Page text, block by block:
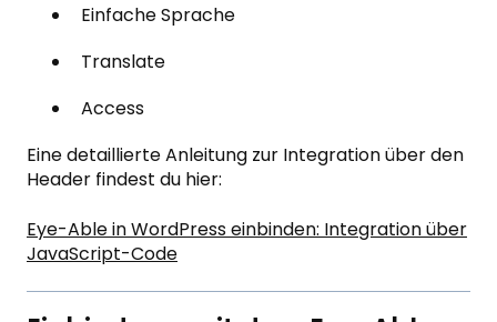
Einfache Sprache
Translate
Access
Eine detaillierte Anleitung zur Integration über den
Header findest du hier:
Eye-Able in WordPress einbinden: Integration über
JavaScript-Code